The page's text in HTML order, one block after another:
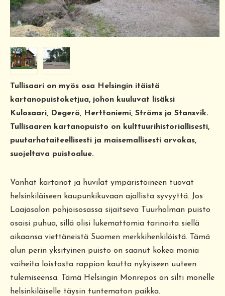
Tullisaari on myös osa Helsingin itäistä
kartanopuistoketjua, johon kuuluvat lisäksi
Kulosaari, Degerö, Herttoniemi, Ströms ja Stansvik.
Tullisaaren kartanopuisto on kulttuurihistoriallisesti,
puutarhataiteellisesti ja maisemallisesti arvokas,
suojeltava puistoalue.
Vanhat kartanot ja huvilat ympäristöineen tuovat
helsinkiläiseen kaupunkikuvaan ajallista syvyyttä. Jos
Laajasalon pohjoisosassa sijaitseva Tuurholman puisto
osaisi puhua, sillä olisi lukemattomia tarinoita siellä
aikaansa viettäneistä Suomen merkkihenkilöistä. Tämä
alun perin yksityinen puisto on saanut kokea monia
vaiheita loistosta rappion kautta nykyiseen uuteen
tulemiseensa. Tämä Helsingin Monrepos on silti monelle
helsinkiläiselle täysin tuntematon paikka.